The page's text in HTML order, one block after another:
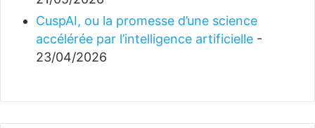
CuspAI, ou la promesse d’une science
accélérée par l’intelligence artificielle -
23/04/2026